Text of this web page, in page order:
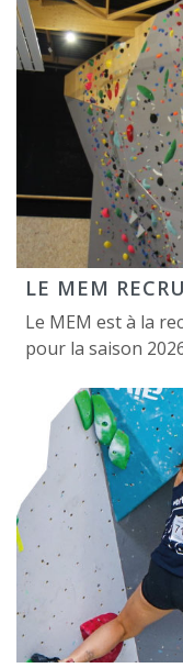
LE MEM
Le MEM est à la
pour la saison